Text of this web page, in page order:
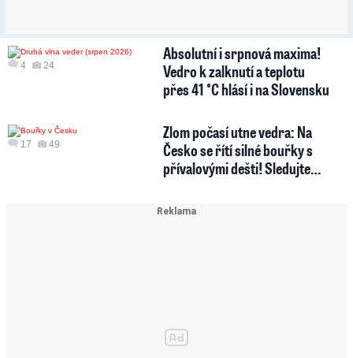
4 24
Absolutní i srpnová maxima!
Vedro k zalknutí a teplotu
přes 41 °C hlásí i na Slovensku
17 49
Zlom počasí utne vedra: Na
Česko se řítí silné bouřky s
přívalovými dešti! Sledujte…